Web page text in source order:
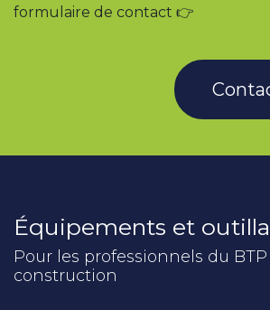
formulaire de contact 👉
Équipements et
Pour les professionnels du
construction